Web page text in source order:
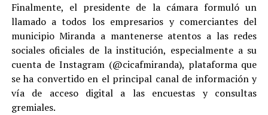
Finalmente, el presidente de la cámara formuló un
llamado a todos los empresarios y comerciantes del
municipio Miranda a mantenerse atentos a las redes
sociales oficiales de la institución, especialmente a su
cuenta de Instagram (@cicafmiranda), plataforma que
se ha convertido en el principal canal de información y
vía de acceso digital a las encuestas y consultas
gremiales.